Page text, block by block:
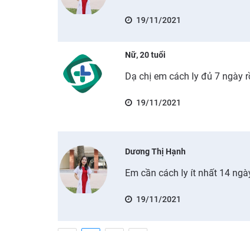
19/11/2021
Nữ, 20 tuổi
Dạ chị em cách ly đủ 7 ngày
19/11/2021
Dương Thị Hạnh
Em cần cách ly ít nhất 14
19/11/2021